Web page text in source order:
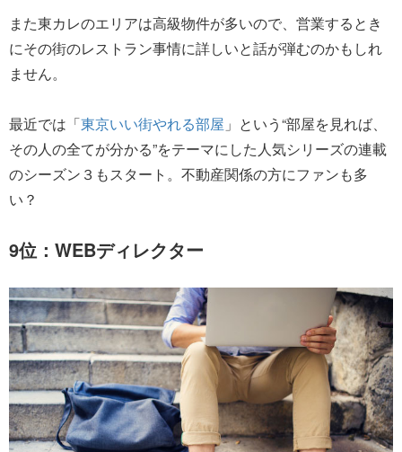
また東カレのエリアは高級物件が多いので、営業するとき
にその街のレストラン事情に詳しいと話が弾むのかもしれ
ません。
最近では「東京いい街やれる部屋 」という“部屋を見れば、
その人の全てが分かる”をテーマにした人気シリーズの連載
のシーズン３もスタート。不動産関係の方にファンも多
い？
9位：WEBディレクター